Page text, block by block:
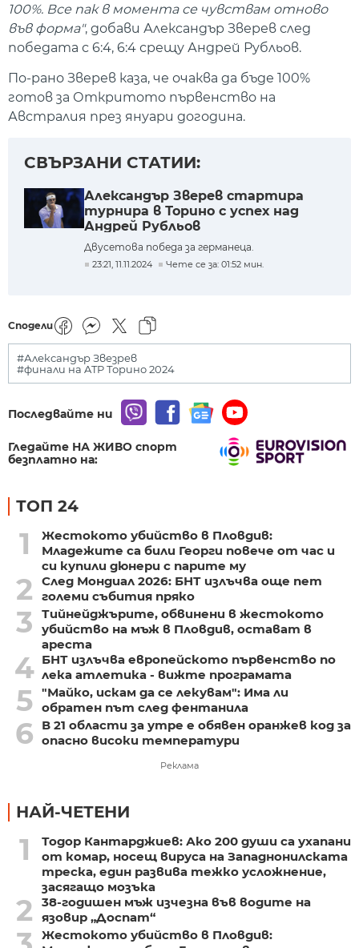
100%. Все пак в момента се чувствам отново
във форма", добави Александър Зверев след
победата с 6:4, 6:4 срещу Андрей Рубльов.
По-рано Зверев каза, че очаква да бъде 100%
готов за Откритото първенство на
Австралия през януари догодина.
СВЪРЗАНИ СТАТИИ:
Александър Зверев стартира
турнира в Торино с успех над
Андрей Рубльов
Двусетова победа за германеца.
23:21, 11.11.2024 Чете се за: 01:52 мин.
Сподели
#Александър Звезрев
#финали на ATP Торино 2024
Последвайте ни
Гледайте НА ЖИВО спорт
безплатно на:
ТОП 24
1
Жестокото убийство в Пловдив:
Младежите са били Георги повече от час и
си купили дюнери с парите му
2
След Мондиал 2026: БНТ излъчва още пет
големи събития пряко
3
Тийнейджърите, обвинени в жестокото
убийство на мъж в Пловдив, остават в
ареста
4 БНТ излъчва европейското първенство по
лека атлетика - вижте програмата
5 "Майко, искам да се лекувам": Има ли
обратен път след фентанила
6
В 21 области за утре е обявен оранжев код за
опасно високи температури
Реклама
НАЙ-ЧЕТЕНИ
1
Тодор Кантарджиев: Ако 200 души са ухапани
от комар, носещ вируса на Западнонилската
треска, един развива тежко усложнение,
засягащо мозъка
2
38-годишен мъж изчезна във водите на
язовир „Доспат“
Жестокото убийство в Пловдив: